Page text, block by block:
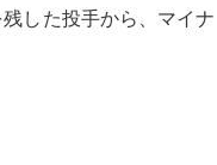
した投手から、マイナ